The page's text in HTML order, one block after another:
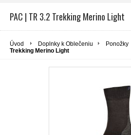
PAC | TR 3.2 Trekking Merino Light
Úvod Doplnky k Oblečeniu Ponožky
Trekking Merino Light